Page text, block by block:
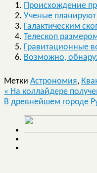
Происхождение
Ученые планируют
Галактическим
Телескоп
Гравитационные
Возможно,
Метки Астрономия,
« На коллайдере
В древнейшем городе